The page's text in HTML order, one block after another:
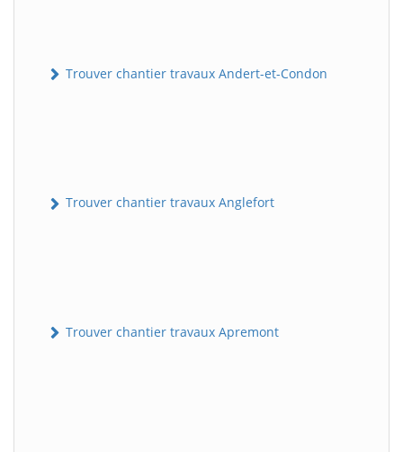
Trouver chantier travaux Andert-et-Condon
Trouver chantier travaux Anglefort
Trouver chantier travaux Apremont